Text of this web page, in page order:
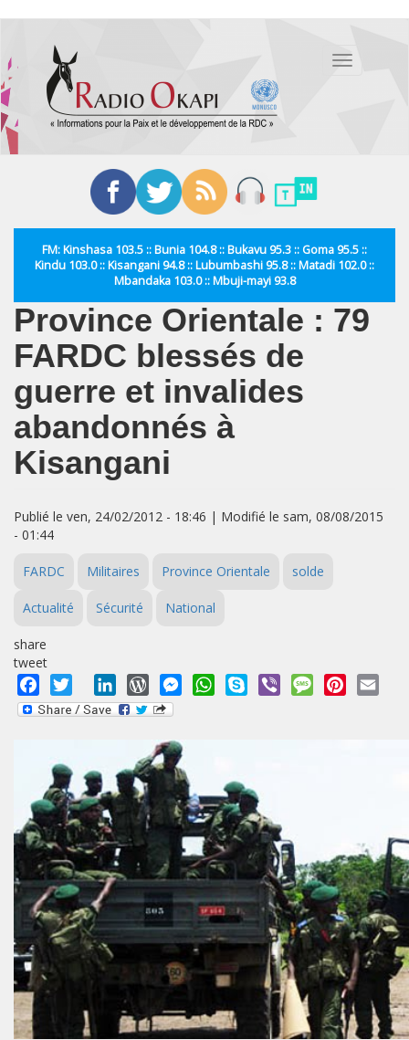
contenu
principal
Toggle
FM: Kinshasa 103.5 :: Bunia 104.8 :: Bukavu 95.3 :: Goma 95.5 ::
Kindu 103.0 :: Kisangani 94.8 :: Lubumbashi 95.8 :: Matadi 102.0 ::
Mbandaka 103.0 :: Mbuji-mayi 93.8
Province Orientale : 79
FARDC blessés de
guerre et invalides
abandonnés à
Kisangani
Publié le ven, 24/02/2012 - 18:46 | Modifié le sam, 08/08/2015
- 01:44
FARDC Militaires Province Orientale solde
Actualité Sécurité National
share
tweet
Facebook
Twitter LinkedInWordPressMessengerWhatsApp
Skype Viber MessagePinterest